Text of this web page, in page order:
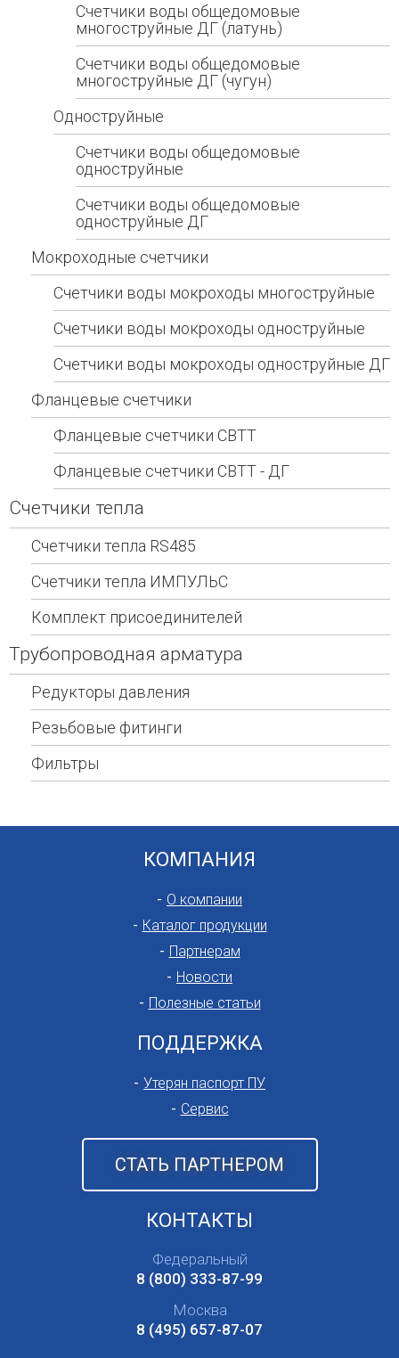
Счетчики воды общедомовые
многоструйные ДГ (латунь)
Счетчики воды общедомовые
многоструйные ДГ (чугун)
Одноструйные
Счетчики воды общедомовые
одноструйные
Счетчики воды общедомовые
одноструйные ДГ
Мокроходные счетчики
Счетчики воды мокроходы многоструйные
Счетчики воды мокроходы одноструйные
Счетчики воды мокроходы одноструйные ДГ
Фланцевые счетчики
Фланцевые счетчики СВТТ
Фланцевые счетчики СВТТ - ДГ
Счетчики тепла
Счетчики тепла RS485
Счетчики тепла ИМПУЛЬС
Комплект присоединителей
Трубопроводная арматура
Редукторы давления
Резьбовые фитинги
Фильтры
КОМПАНИЯ
О компании
Каталог продукции
Партнерам
Новости
Полезные статьи
СТАТЬ ПАРТНЕРОМ
ПОДДЕРЖКА
Утерян паспорт ПУ
Сервис
КОНТАКТЫ
Федеральный
8 (800) 333-87-99
Москва
8 (495) 657-87-07